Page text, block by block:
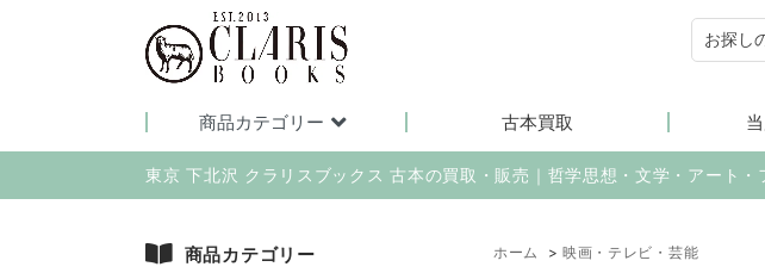
商品カテゴリー 古本買取
東京 下北沢 クラリスブックス 古本の買取・販売｜哲学思想・文学・アート
ホーム > 映画・テレビ・芸能
商品カテゴリー